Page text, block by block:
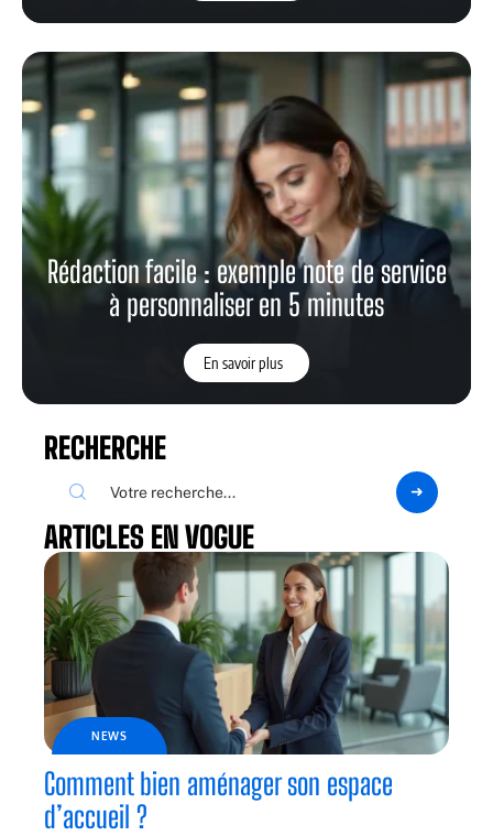
Rédaction facile : exemple note de service
à personnaliser en 5 minutes
En savoir plus
RECHERCHE
ARTICLES EN VOGUE
NEWS
Comment bien aménager son espace
d’accueil ?